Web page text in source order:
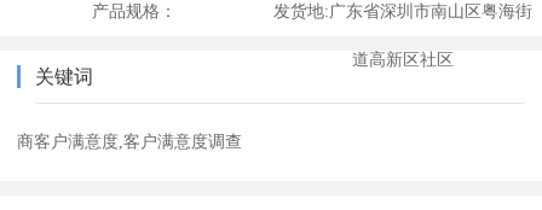
产品规格： 发货地:广东省深圳市南山区粤海街
道高新区社区
关键词
商客户满意度,客户满意度调查